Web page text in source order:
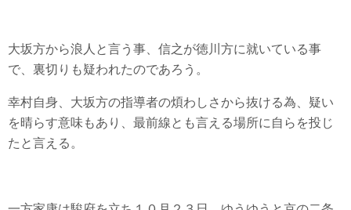
大坂方から浪人と言う事、信之が徳川方に就いている事
で、裏切りも疑われたのであろう。
幸村自身、大坂方の指導者の煩わしさから抜ける為、疑い
を晴らす意味もあり、最前線とも言える場所に自らを投じ
たと言える。